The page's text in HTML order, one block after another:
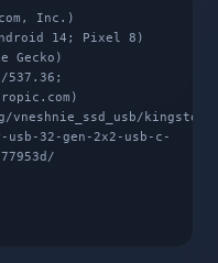
Inc.)
14; Pixel 8)
Gecko)
537.36;
kingston-
32-gen-2x2-usb-c-